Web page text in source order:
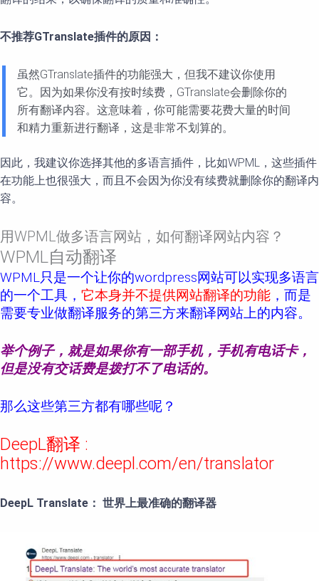
不推荐GTranslate插件的原因：
虽然GTranslate插件的功能强大，但我不建议你使用
它。因为如果你没有按时续费，GTranslate会删除你的
所有翻译内容。这意味着，你可能需要花费大量的时间
和精力重新进行翻译，这是非常不划算的。
因此，我建议你选择其他的多语言插件，比如WPML，这些插件
在功能上也很强大，而且不会因为你没有续费就删除你的翻译内
容。
用WPML做多语言网站，如何翻译网站内容？
WPML自动翻译
WPML只是一个让你的wordpress网站可以实现多语言
的一个工具， 它本身并不提供网站翻译的功能 ，而是
需要专业做翻译服务的第三方来翻译网站上的内容。
举个例子，就是如果你有一部手机，手机有电话卡，
但是没有交话费是拨打不了电话的。
那么这些第三方都有哪些呢？
DeepL翻译 :
https://www.deepl.com/en/translator
DeepL Translate： 世界上最准确的翻译器